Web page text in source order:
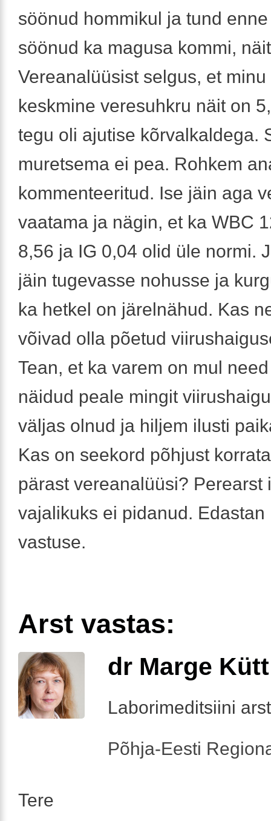
söönud hommikul ja tund
söönud ka magusa kommi,
Vereanalüüsist selgus, et minu
keskmine veresuhkru näit on
tegu oli ajutise kõrvalkaldega.
muretsema ei pea. Rohkem
kommenteeritud. Ise jäin aga
vaatama ja nägin, et ka WBC
8,56 ja IG 0,04 olid üle normi.
jäin tugevasse nohusse ja
ka hetkel on järelnähud. Kas
võivad olla põetud
Tean, et ka varem on mul
näidud peale mingit
väljas olnud ja hiljem ilusti
Kas on seekord põhjust
pärast vereanalüüsi? Perearst
vajalikuks ei pidanud. Edastan
vastuse.
Arst vastas:
dr Marge Kütt
Laborimeditsiini arst
Põhja-Eesti
Tere